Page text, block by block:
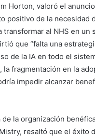
Horton, valoró el
positivo de la necesidad
transformar al NHS en un
que “falta una
de la IA en todo el
la fragmentación en la
impedir alcanzar
la organización
resaltó que el éxito